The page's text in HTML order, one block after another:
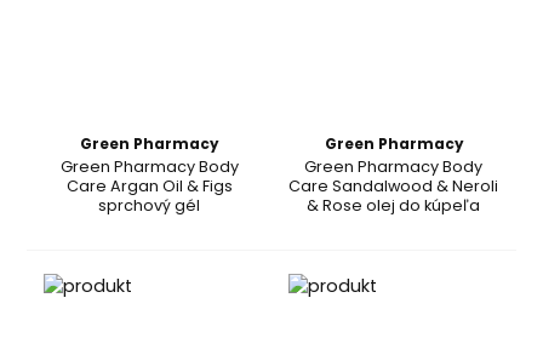
Green Pharmacy
Green Pharmacy Body
Care Argan Oil & Figs
sprchový gél
Green Pharmacy
Green Pharmacy Body
Care Sandalwood & Neroli
& Rose olej do kúpeľa